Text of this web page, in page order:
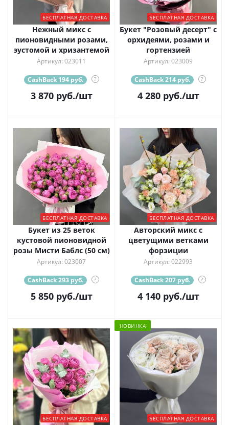
БЕСПЛАТНАЯ ДОСТАВКА
Нежный микс с
пионовидными розами,
эустомой и хризантемой
Артикул: 023011
CashBack 194 руб. ?
3 870руб./шт
БЕСПЛАТНАЯ ДОСТАВКА
Букет "Розовый десерт" с
орхидеями, розами и
гортензией
Артикул: 023009
CashBack 214 руб. ?
4 280руб./шт
БЕСПЛАТНАЯ ДОСТАВКА
Букет из 25 веток
кустовой пионовидной
розы Мисти Баблс (50 см)
Артикул: 023007
CashBack 293 руб. ?
5 850руб./шт
БЕСПЛАТНАЯ ДОСТАВКА
Авторский микс с
цветущими ветками
форзиции
Артикул: 022993
CashBack 207 руб. ?
4 140руб./шт
БЕСПЛАТНАЯ ДОСТАВКА
НОВИНКА
БЕСПЛАТНАЯ ДОСТАВКА